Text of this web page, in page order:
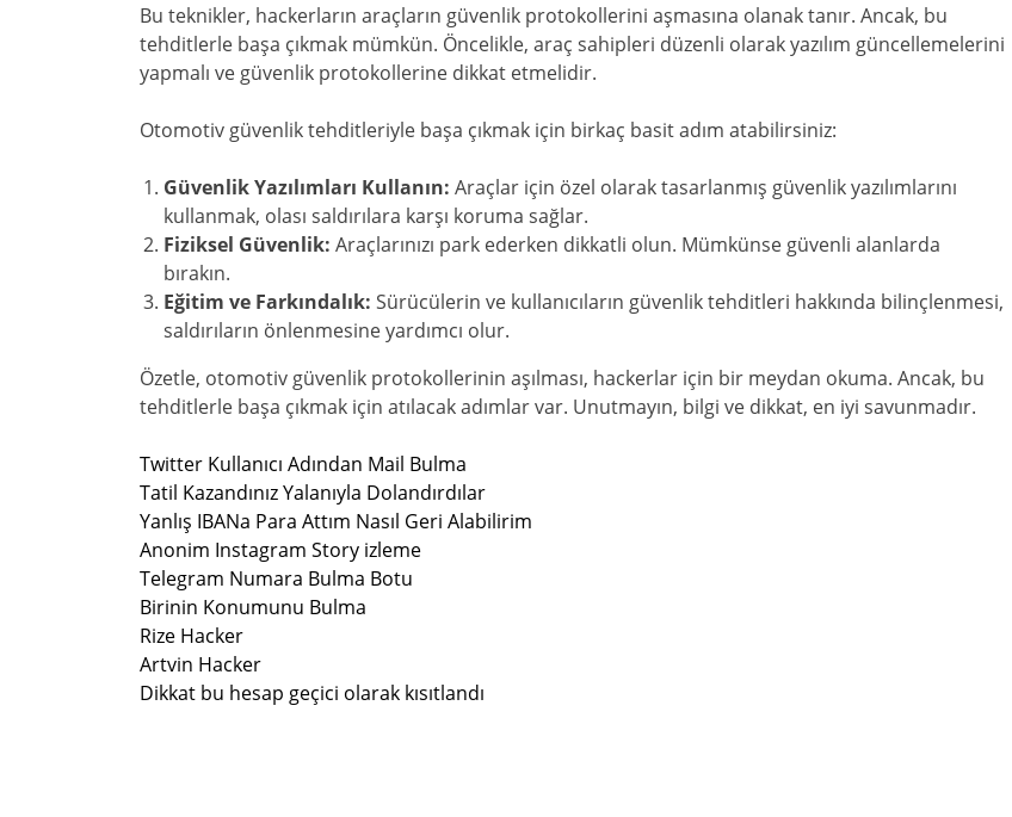
Bu teknikler, hackerların araçların güvenlik protokollerini aşmasına olanak tanır. Ancak, bu
tehditlerle başa çıkmak mümkün. Öncelikle, araç sahipleri düzenli olarak yazılım güncellemelerini
yapmalı ve güvenlik protokollerine dikkat etmelidir.
Otomotiv güvenlik tehditleriyle başa çıkmak için birkaç basit adım atabilirsiniz:
Güvenlik Yazılımları Kullanın: Araçlar için özel olarak tasarlanmış güvenlik yazılımlarını
kullanmak, olası saldırılara karşı koruma sağlar.
Fiziksel Güvenlik: Araçlarınızı park ederken dikkatli olun. Mümkünse güvenli alanlarda
bırakın.
Eğitim ve Farkındalık: Sürücülerin ve kullanıcıların güvenlik tehditleri hakkında bilinçlenmesi,
saldırıların önlenmesine yardımcı olur.
Özetle, otomotiv güvenlik protokollerinin aşılması, hackerlar için bir meydan okuma. Ancak, bu
tehditlerle başa çıkmak için atılacak adımlar var. Unutmayın, bilgi ve dikkat, en iyi savunmadır.
Twitter Kullanıcı Adından Mail Bulma
Tatil Kazandınız Yalanıyla Dolandırdılar
Yanlış IBANa Para Attım Nasıl Geri Alabilirim
Anonim Instagram Story izleme
Telegram Numara Bulma Botu
Birinin Konumunu Bulma
Rize Hacker
Artvin Hacker
Dikkat bu hesap geçici olarak kısıtlandı